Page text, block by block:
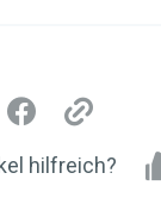
hilfreich?